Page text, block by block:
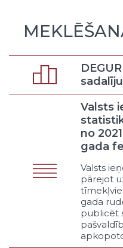
Karte
Klasifikators -
Politikas
Mērķu
Cits
Pakalpojums
Valsts
no
gada
Valsts
pārejot
gada
publicēt